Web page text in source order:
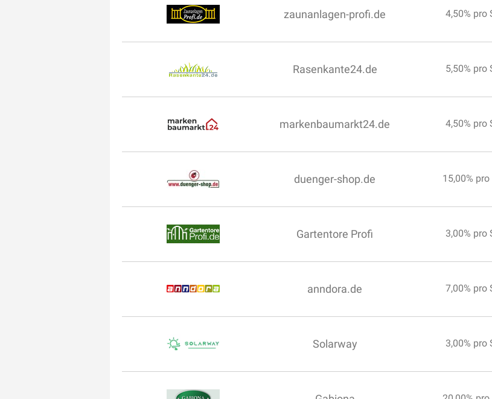
zaunanlagen-profi.de 4,50% pro
Rasenkante24.de 5,50% pro
markenbaumarkt24.de 4,50% pro
duenger-shop.de 15,00%
Gartentore Profi 3,00% pro
anndora.de 7,00% pro
Solarway 3,00% pro